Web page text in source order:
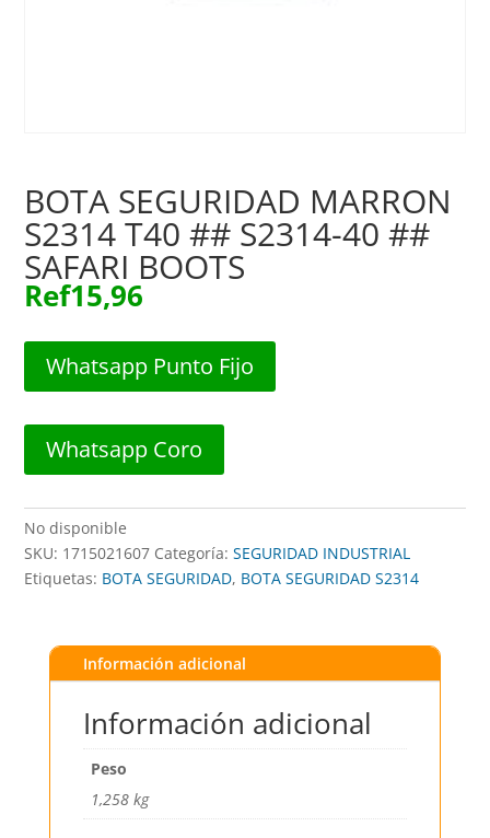
BOTA SEGURIDAD MARRON
S2314 T40 ## S2314-40 ##
SAFARI BOOTS
Ref15,96
Whatsapp Punto Fijo
Whatsapp Coro
No disponible
SKU: 1715021607 Categoría:SEGURIDAD INDUSTRIAL
Etiquetas: BOTA SEGURIDAD, BOTA SEGURIDAD S2314
Información adicional
Información adicional
Peso
1,258 kg